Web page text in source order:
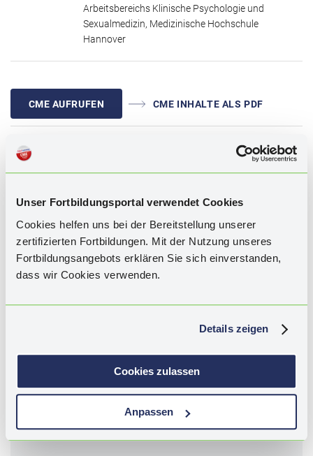
Unser Fortbildungsportal verwendet Cookies
Cookies helfen uns bei der Bereitstellung unserer
zertifizierten Fortbildungen. Mit der Nutzung unseres
Fortbildungsangebots erklären Sie sich einverstanden,
dass wir Cookies verwenden.
Details zeigen
Cookies zulassen
Anpassen
Arbeitsbereichs Klinische Psychologie und
Sexualmedizin, Medizinische Hochschule
Hannover
CME AUFRUFEN CME INHALTE ALS PDF
Schlagwörter:Innere Unruhe, Ängste, Angststörungen,
Generalisierte Angst, GAD, Subsyndromale Angst,
Angsterkrankungen, Formen der Angst, Diagnostik und
Pharmakotherapie, DiGAs, Schlafhygiene, Phytotherapie
Zertifiziert durch die Bayerische Landesärztekammer
für DACH
Kategorie I - Qualifizierung durch
Lernerfolgskontrolle